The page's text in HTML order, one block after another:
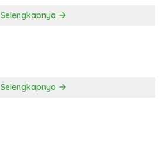
Selengkapnya
Selengkapnya